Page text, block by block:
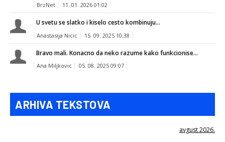
BrzNet 11. 01. 2026 01:02
U svetu se slatko i kiselo cesto kombinuju...
Anastasija Nicic 15. 09. 2025 10:38
Bravo mali. Konacno da neko razume kako funkcionise...
Ana Miljkovic 05. 08. 2025 09:07
ARHIVA TEKSTOVA
avgust 2026.